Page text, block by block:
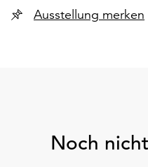
Ausstellung merken
Noch